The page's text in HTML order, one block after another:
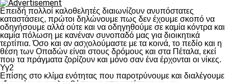
Επειδή πολλοί καλοθελητές διαιωνίζουν ανυπόστατες
καταστάσεις, πρώτοι δηλώνουμε πως δεν έχουμε σκοπό να
οδηγήσουμε αλλά ούτε και να οδηγηθούμε σε καμία κόντρα και
καμία πόλωση με κανέναν συνοπαδό μας για διοικητικά
τερτίπια. Όσο και αν ασχολούμαστε με τα κοινά, το πεδίο και η
θέση των Οπαδών είναι στους δρόμους και στα Πέταλα, εκεί
που τα πράγματα ζορίζουν και μόνο σαν ένα έρχονται οι νίκες.
Υγ2
Επίσης στο κλίμα ενότητας που παροτρύνουμε και διαλέγουμε